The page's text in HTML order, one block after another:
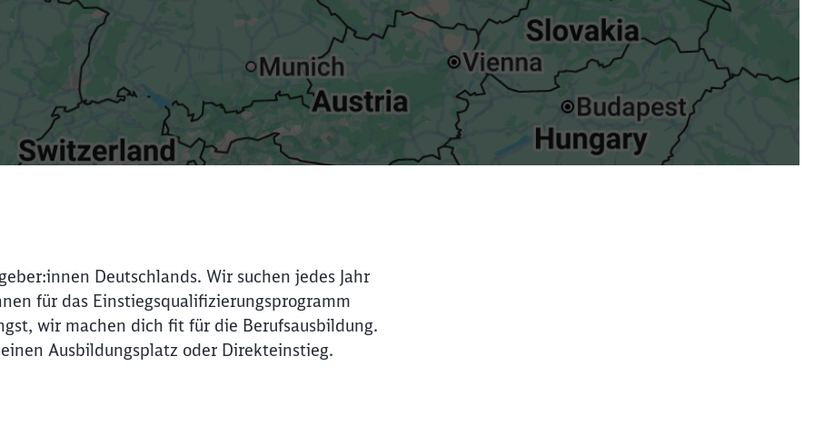
Deutschlands. Wir suchen jedes Jahr
für das Einstiegsqualifizierungsprogramm
wir machen dich fit für die Berufsausbildung.
Ausbildungsplatz oder Direkteinstieg.